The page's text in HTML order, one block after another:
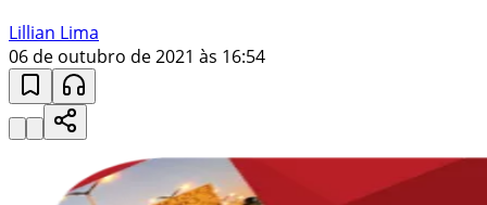
Lillian Lima
06 de outubro de 2021 às 16:54